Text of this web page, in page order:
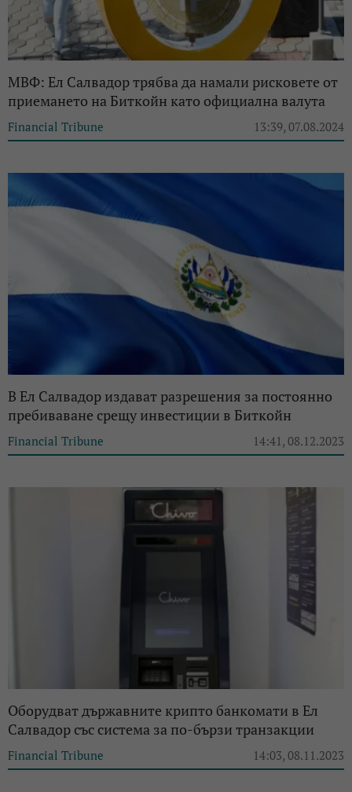
МВФ: Ел Салвадор трябва да намали рисковете от
приемането на Биткойн като официална валута
Financial Tribune 13:39, 07.08.2024
В Ел Салвадор издават разрешения за постоянно
пребиваване срещу инвестиции в Биткойн
Financial Tribune 14:41, 08.12.2023
Оборудват държавните крипто банкомати в Ел
Салвадор със система за по-бързи транзакции
Financial Tribune 14:03, 08.11.2023